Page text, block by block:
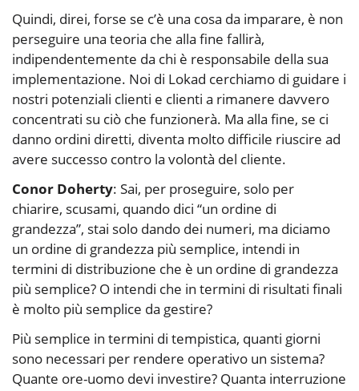
Quindi, direi, forse se c’è una cosa da imparare, è non
perseguire una teoria che alla fine fallirà,
indipendentemente da chi è responsabile della sua
implementazione. Noi di Lokad cerchiamo di guidare i
nostri potenziali clienti e clienti a rimanere davvero
concentrati su ciò che funzionerà. Ma alla fine, se ci
danno ordini diretti, diventa molto difficile riuscire ad
avere successo contro la volontà del cliente.
Conor Doherty: Sai, per proseguire, solo per
chiarire, scusami, quando dici “un ordine di
grandezza”, stai solo dando dei numeri, ma diciamo
un ordine di grandezza più semplice, intendi in
termini di distribuzione che è un ordine di grandezza
più semplice? O intendi che in termini di risultati finali
è molto più semplice da gestire?
Più semplice in termini di tempistica, quanti giorni
sono necessari per rendere operativo un sistema?
Quante ore-uomo devi investire? Quanta interruzione